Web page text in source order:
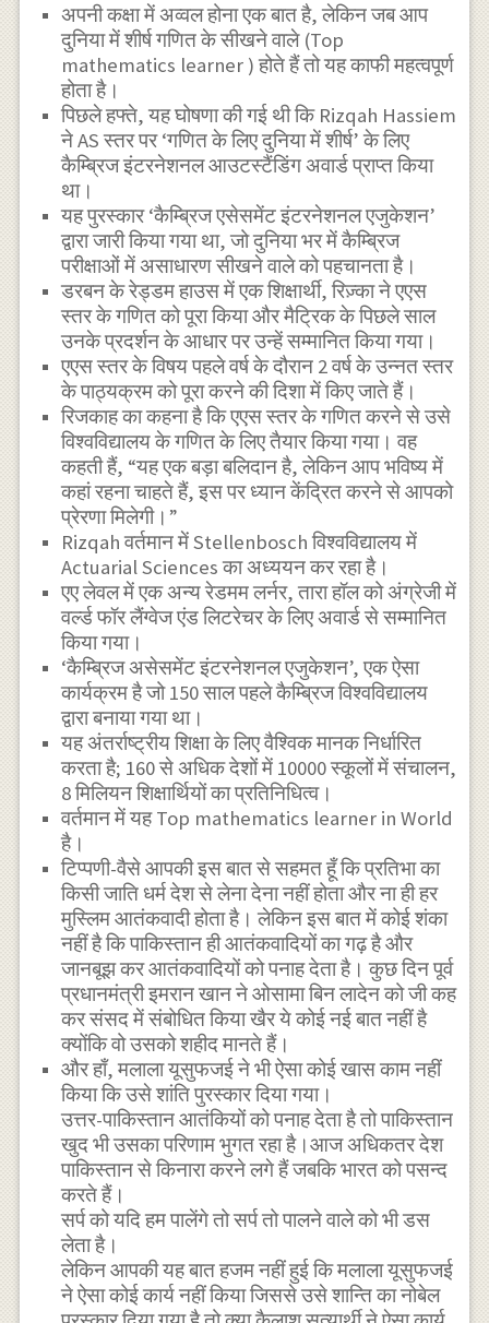
अपनी कक्षा में अव्वल होना एक बात है, लेकिन जब आप
दुनिया में शीर्ष गणित के सीखने वाले (Top
mathematics learner ) होते हैं तो यह काफी महत्वपूर्ण
होता है।
पिछले हफ्ते, यह घोषणा की गई थी कि Rizqah Hassiem
ने AS स्तर पर ‘गणित के लिए दुनिया में शीर्ष’ के लिए
कैम्ब्रिज इंटरनेशनल आउटस्टैंडिंग अवार्ड प्राप्त किया
था।
यह पुरस्कार ‘कैम्ब्रिज एसेसमेंट इंटरनेशनल एजुकेशन’
द्वारा जारी किया गया था, जो दुनिया भर में कैम्ब्रिज
परीक्षाओं में असाधारण सीखने वाले को पहचानता है।
डरबन के रेड्डम हाउस में एक शिक्षार्थी, रिज़्का ने एएस
स्तर के गणित को पूरा किया और मैट्रिक के पिछले साल
उनके प्रदर्शन के आधार पर उन्हें सम्मानित किया गया।
एएस स्तर के विषय पहले वर्ष के दौरान 2 वर्ष के उन्नत स्तर
के पाठ्यक्रम को पूरा करने की दिशा में किए जाते हैं।
रिजकाह का कहना है कि एएस स्तर के गणित करने से उसे
विश्वविद्यालय के गणित के लिए तैयार किया गया। वह
कहती हैं, “यह एक बड़ा बलिदान है, लेकिन आप भविष्य में
कहां रहना चाहते हैं, इस पर ध्यान केंद्रित करने से आपको
प्रेरणा मिलेगी।”
Rizqah वर्तमान में Stellenbosch विश्वविद्यालय में
Actuarial Sciences का अध्ययन कर रहा है।
एए लेवल में एक अन्य रेडमम लर्नर, तारा हॉल को अंग्रेजी में
वर्ल्ड फॉर लैंग्वेज एंड लिटरेचर के लिए अवार्ड से सम्मानित
किया गया।
‘कैम्ब्रिज असेसमेंट इंटरनेशनल एजुकेशन’, एक ऐसा
कार्यक्रम है जो 150 साल पहले कैम्ब्रिज विश्वविद्यालय
द्वारा बनाया गया था।
यह अंतर्राष्ट्रीय शिक्षा के लिए वैश्विक मानक निर्धारित
करता है; 160 से अधिक देशों में 10000 स्कूलों में संचालन,
8 मिलियन शिक्षार्थियों का प्रतिनिधित्व।
वर्तमान में यह Top mathematics learner in World
है।
टिप्पणी-वैसे आपकी इस बात से सहमत हूँ कि प्रतिभा का
किसी जाति धर्म देश से लेना देना नहीं होता और ना ही हर
मुस्लिम आतंकवादी होता है। लेकिन इस बात में कोई शंका
नहीं है कि पाकिस्तान ही आतंकवादियों का गढ़ है और
जानबूझ कर आतंकवादियों को पनाह देता है। कुछ दिन पूर्व
प्रधानमंत्री इमरान खान ने ओसामा बिन लादेन को जी कह
कर संसद में संबोधित किया खैर ये कोई नई बात नहीं है
क्योंकि वो उसको शहीद मानते हैं।
और हाँ, मलाला यूसुफजई ने भी ऐसा कोई खास काम नहीं
किया कि उसे शांति पुरस्कार दिया गया।
उत्तर-पाकिस्तान आतंकियों को पनाह देता है तो पाकिस्तान
खुद भी उसका परिणाम भुगत रहा है।आज अधिकतर देश
पाकिस्तान से किनारा करने लगे हैं जबकि भारत को पसन्द
करते हैं।
सर्प को यदि हम पालेंगे तो सर्प तो पालने वाले को भी डस
लेता है।
लेकिन आपकी यह बात हजम नहीं हुई कि मलाला यूसुफजई
ने ऐसा कोई कार्य नहीं किया जिससे उसे शान्ति का नोबेल